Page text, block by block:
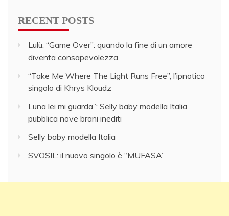
RECENT POSTS
Lulù, “Game Over”: quando la fine di un amore
diventa consapevolezza
“Take Me Where The Light Runs Free”, l’ipnotico
singolo di Khrys Kloudz
Luna lei mi guarda”: Selly baby modella Italia
pubblica nove brani inediti
Selly baby modella Italia
SVOSIL: il nuovo singolo è “MUFASA”